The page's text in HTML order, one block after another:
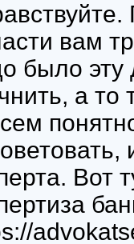
вам
было эту
а то
Вот